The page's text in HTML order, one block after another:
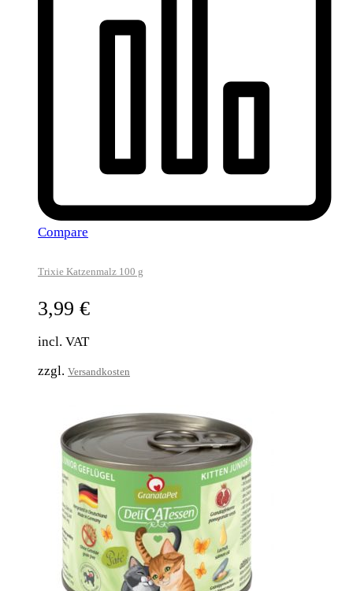
Compare
Trixie Katzenmalz 100 g
3,99 €
incl. VAT
zzgl. Versandkosten